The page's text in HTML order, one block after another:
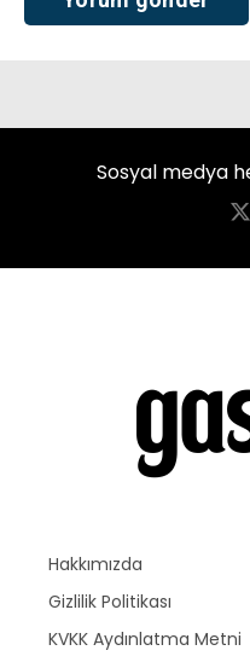
Sosyal medya
Hakkımızda
Gizlilik Politikası
KVKK Aydınlatma Metni